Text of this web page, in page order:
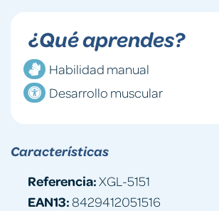
¿Qué aprendes?
Habilidad manual
Desarrollo muscular
Características
Referencia:XGL-5151
EAN13:8429412051516